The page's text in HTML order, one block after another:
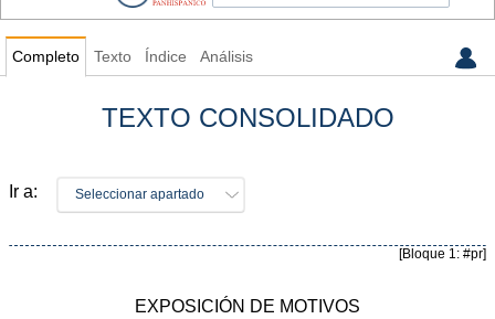
Completo Texto Índice Análisis
TEXTO CONSOLIDADO
Ir a: Seleccionar apartado
[Bloque 1: #pr]
EXPOSICIÓN DE MOTIVOS